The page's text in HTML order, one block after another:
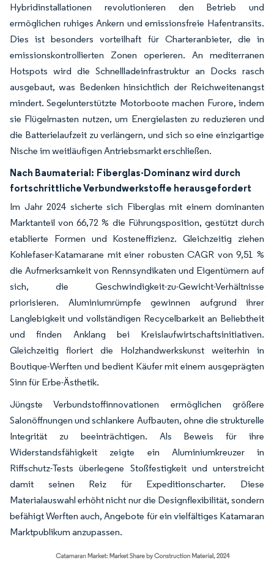
Hybridinstallationen revolutionieren den Betrieb und
ermöglichen ruhiges Ankern und emissionsfreie Hafentransits.
Dies ist besonders vorteilhaft für Charteranbieter, die in
emissionskontrollierten Zonen operieren. An mediterranen
Hotspots wird die Schnellladeinfrastruktur an Docks rasch
ausgebaut, was Bedenken hinsichtlich der Reichweitenangst
mindert. Segelunterstützte Motorboote machen Furore, indem
sie Flügelmasten nutzen, um Energielasten zu reduzieren und
die Batterielaufzeit zu verlängern, und sich so eine einzigartige
Nische im weitläufigen Antriebsmarkt erschließen.
Nach Baumaterial: Fiberglas-Dominanz wird durch
fortschrittliche Verbundwerkstoffe herausgefordert
Im Jahr 2024 sicherte sich Fiberglas mit einem dominanten
Marktanteil von 66,72 % die Führungsposition, gestützt durch
etablierte Formen und Kosteneffizienz. Gleichzeitig ziehen
Kohlefaser-Katamarane mit einer robusten CAGR von 9,51 %
die Aufmerksamkeit von Rennsyndikaten und Eigentümern auf
sich, die Geschwindigkeit-zu-Gewicht-Verhältnisse
priorisieren. Aluminiumrümpfe gewinnen aufgrund ihrer
Langlebigkeit und vollständigen Recycelbarkeit an Beliebtheit
und finden Anklang bei Kreislaufwirtschaftsinitiativen.
Gleichzeitig floriert die Holzhandwerkskunst weiterhin in
Boutique-Werften und bedient Käufer mit einem ausgeprägten
Sinn für Erbe-Ästhetik.
Jüngste Verbundstoffinnovationen ermöglichen größere
Salonöffnungen und schlankere Aufbauten, ohne die strukturelle
Integrität zu beeinträchtigen. Als Beweis für ihre
Widerstandsfähigkeit zeigte ein Aluminiumkreuzer in
Riffschutz-Tests überlegene Stoßfestigkeit und unterstreicht
damit seinen Reiz für Expeditionscharter. Diese
Materialauswahl erhöht nicht nur die Designflexibilität, sondern
befähigt Werften auch, Angebote für ein vielfältiges Katamaran
Marktpublikum anzupassen.